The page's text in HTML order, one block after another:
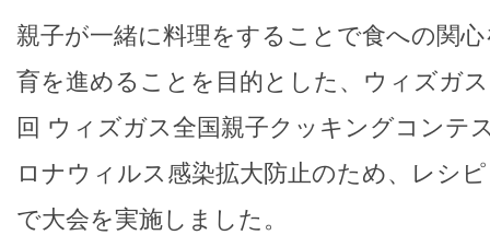
親子が一緒に料理をすることで食への関
育を進めることを目的とした、ウィズガ
回 ウィズガス全国親子クッキングコンテ
ロナウィルス感染拡大防止のため、レシ
で大会を実施しました。